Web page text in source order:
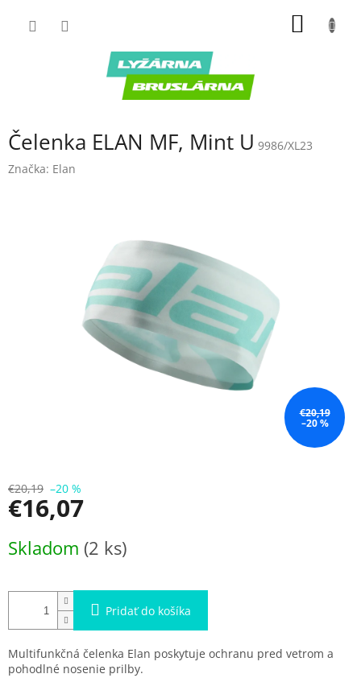
Čelenka ELAN MF, Mint U 9986/XL23
Značka: Elan
€20,19
–20 %
€20,19 –20 %
€16,07
cena:
Skladom (2 ks)
Pridať do košíka
Multifunkčná čelenka Elan poskytuje ochranu pred vetrom a
pohodlné nosenie prilby.